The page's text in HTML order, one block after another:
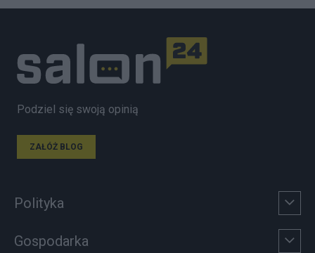
Podziel się swoją opinią
ZAŁÓŻ BLOG
Polityka
Gospodarka